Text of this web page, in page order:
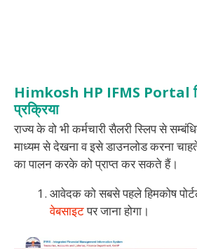
Himkosh HP IFMS Portal
प्रक्रिया
राज्य के वो भी कर्मचारी सैलरी स्लिप से
माध्यम से देखना व इसे डाउनलोड करना
का पालन करके को प्राप्त कर सकते हैं।
आवेदक को सबसे पहले हिमकोष
वेबसाइटपर जाना होगा।